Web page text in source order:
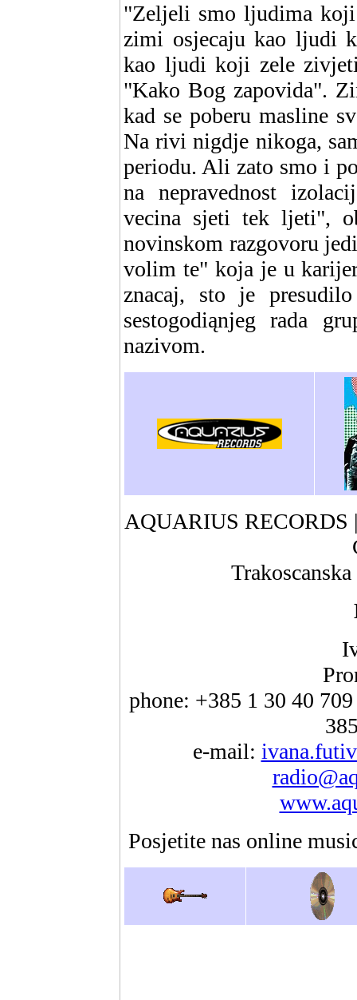
"Zeljeli smo ljudima
zimi osjecaju kao ljudi
kao ljudi koji zele
"Kako Bog zapovida".
kad se poberu masline
Na rivi nigdje nikoga,
periodu. Ali zato smo i
na nepravednost
vecina sjeti tek ljeti",
novinskom razgovoru
volim te" koja je u
znacaj, sto je
sestogodiąnjeg rada
nazivom.
AQUARIUS
phone: +385 1 30 40
e-mail:
Posjetite nas online